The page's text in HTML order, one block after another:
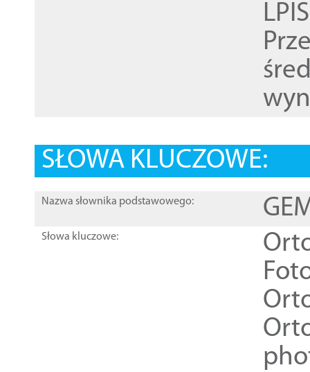
SŁOWA KLUCZOWE:
Nazwa słownika podstawowego:
Słowa kluczowe: